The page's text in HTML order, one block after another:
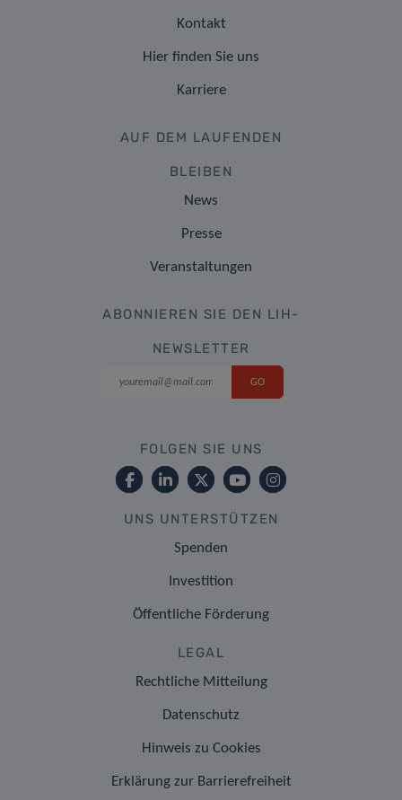
Kontakt
Hier finden Sie uns
Karriere
AUF DEM LAUFENDEN
BLEIBEN
News
Presse
Veranstaltungen
ABONNIEREN SIE DEN LIH-
NEWSLETTER
FOLGEN SIE UNS
UNS UNTERSTÜTZEN
Spenden
Investition
Öffentliche Förderung
LEGAL
Rechtliche Mitteilung
Datenschutz
Hinweis zu Cookies
Erklärung zur Barrierefreiheit